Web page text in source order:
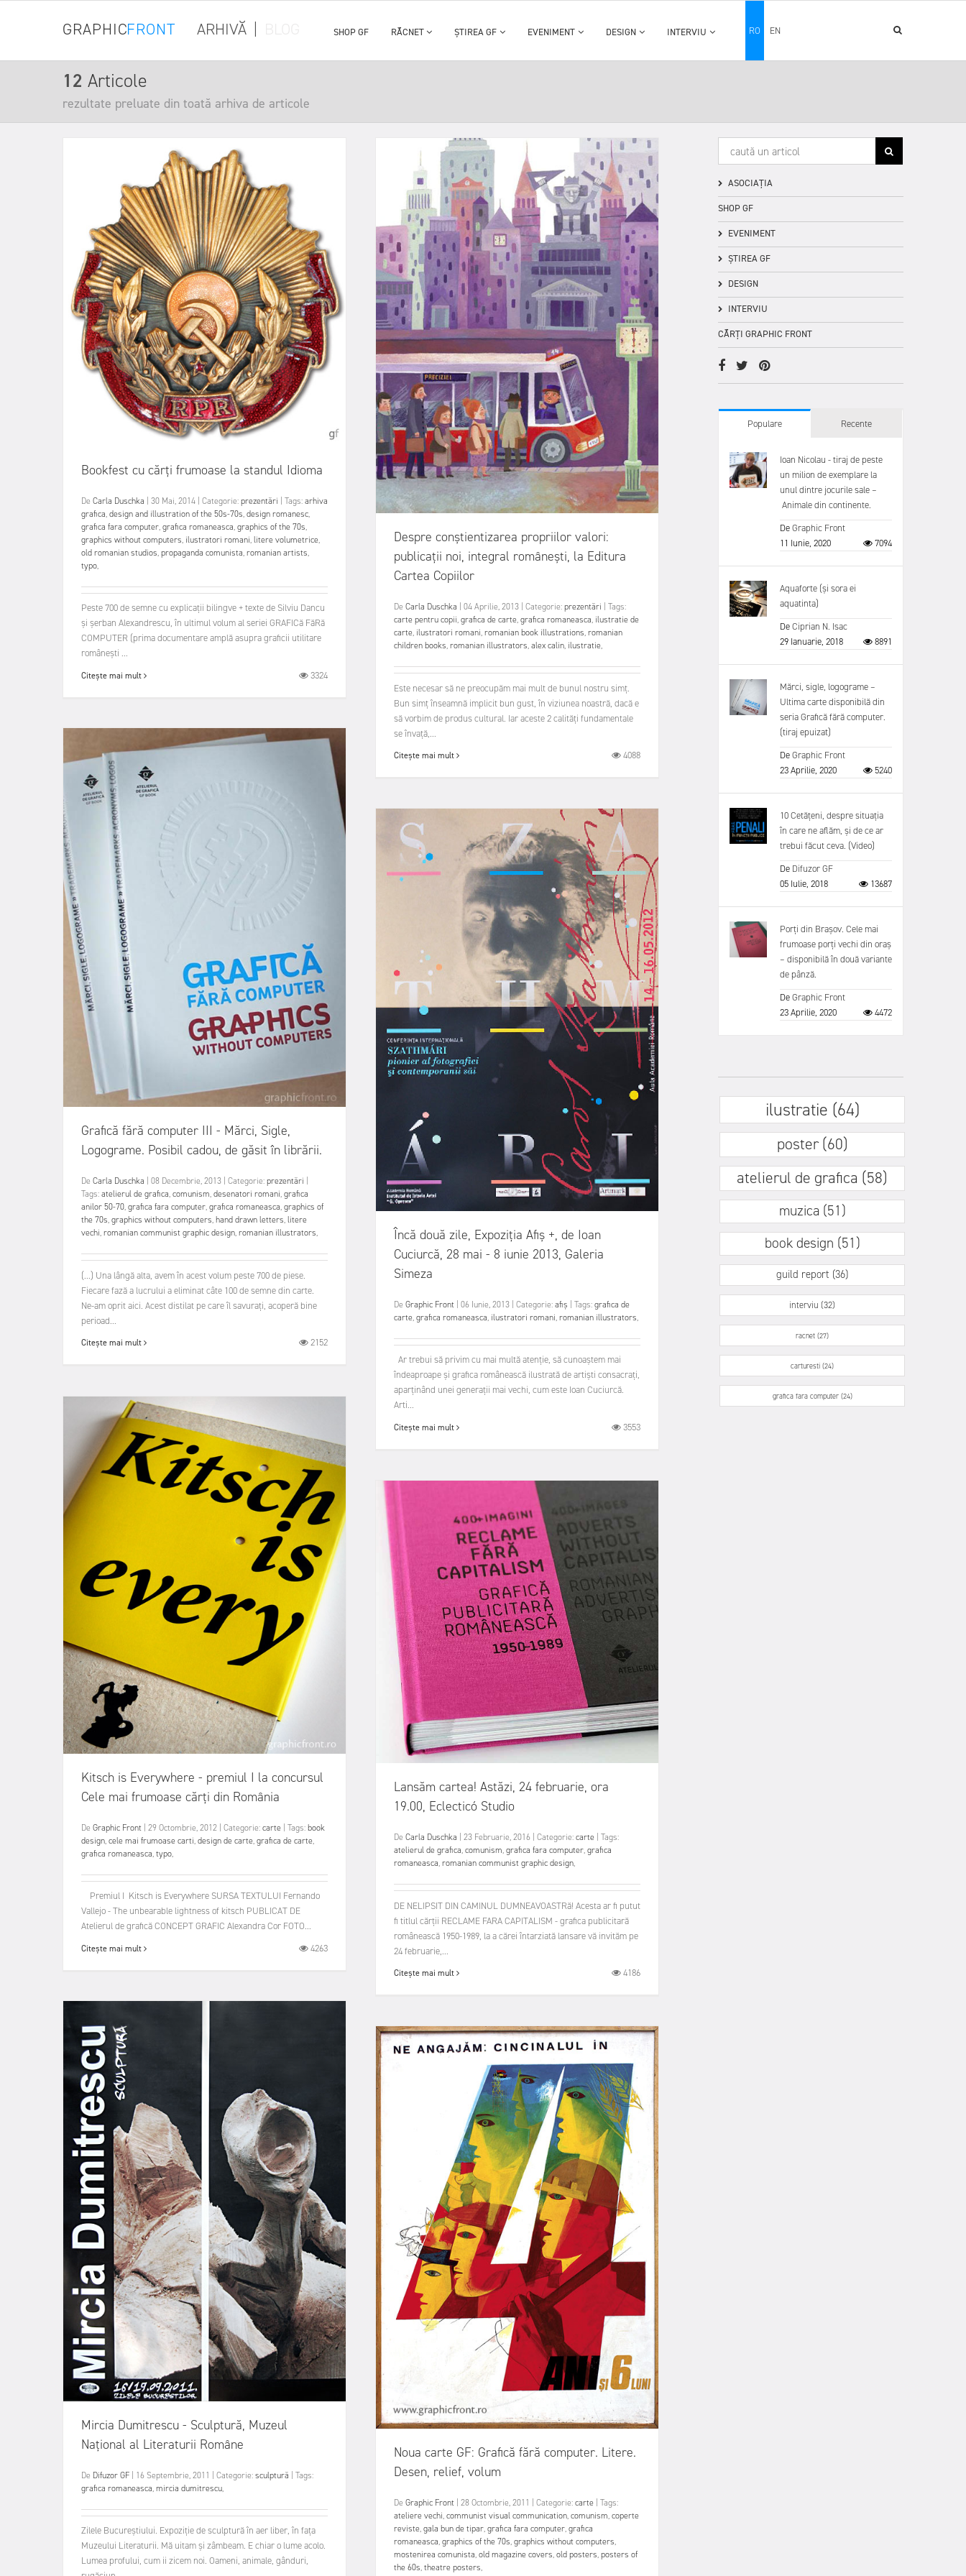
GRAPHICFRONT ARHIVĂ SHOP GF RĂCNET ȘTIREA GF EVENIMENT DESIGN INTERVIU RO EN
12 Articole
rezultate preluate din toată arhiva de articole
Bookfest cu cărți frumoase la standul Idioma
De Carla Duschka 30 Mai, 2014 Categorie:prezentări Tags:arhiva
grafica,design and illustration of the 50s-70s,design romanesc,
grafica fara computer,grafica romaneasca,graphics of the 70s,
graphics without computers, ilustratori romani,litere volumetrice,
old romanian studios,propaganda comunista,romanian artists,
typo,
Peste 700 de semne cu explicații bilingve + texte de Silviu Dancu
și șerban Alexandrescu, în ultimul volum al seriei GRAFICă FăRă
COMPUTER (prima documentare amplă asupra graficii utilitare
românești ...
Citește mai mult 3324
Despre conștientizarea propriilor valori:
publicații noi, integral românești, la Editura
Cartea Copiilor
De Carla Duschka 04 Aprilie, 2013 Categorie:prezentări
Tags:
carte pentru copii,grafica de carte,grafica romaneasca, ilustratie de
carte, ilustratori romani,romanian book illustrations,romanian
children books,romanian illustrators,alex calin, ilustratie,
Este necesar să ne preocupăm mai mult de bunul nostru simț.
Bun simț înseamnă implicit bun gust, în viziunea noastră, dacă e
să vorbim de produs cultural. Iar aceste 2 calități fundamentale
se învață,...
Citește mai mult 4088
Grafică fără computer III - Mărci, Sigle,
Logograme. Posibil cadou, de găsit în librării.
De Carla Duschka 08 Decembrie, 2013 Categorie:prezentări
Tags:atelierul de grafica,comunism,desenatori romani,grafica
anilor 50-70,grafica fara computer,grafica romaneasca,graphics of
the 70s,graphics without computers,hand drawn letters,litere
vechi,romanian communist graphic design,romanian illustrators,
(...) Una lângă alta, avem în acest volum peste 700 de piese.
Fiecare fază a lucrului a eliminat câte 100 de semne din carte.
Ne-am oprit aici. Acest distilat pe care îl savurați, acoperă bine
perioad...
Citește mai mult 2152
Încă două zile, Expoziția Afiș +, de Ioan
Cuciurcă, 28 mai - 8 iunie 2013, Galeria
Simeza
De Graphic Front 06 Iunie, 2013 Categorie:afiș Tags:grafica de
carte,grafica romaneasca, ilustratori romani,romanian illustrators,
Ar trebui să privim cu mai multă atenţie, să cunoaştem mai
îndeaproape şi grafica românească ilustrată de artişti consacraţi,
aparținând unei generații mai vechi, cum este Ioan Cuciurcă.
Arti...
Citește mai mult 3553
Kitsch is Everywhere - premiul I la concursul
Cele mai frumoase cărți din România
De Graphic Front 29 Octombrie, 2012 Categorie:carte Tags:book
design,cele mai frumoase carti,design de carte,grafica de carte,
grafica romaneasca,typo,
Premiul I Kitsch is Everywhere SURSA TEXTULUI Fernando
Vallejo - The unbearable lightness of kitsch PUBLICAT DE
Atelierul de grafică CONCEPT GRAFIC Alexandra Cor FOTO...
Citește mai mult 4263
Lansăm cartea! Astăzi, 24 februarie, ora
19.00, Eclecticó Studio
De Carla Duschka 23 Februarie, 2016 Categorie:carte
Tags:
atelierul de grafica,comunism,grafica fara computer,grafica
romaneasca,romanian communist graphic design,
DE NELIPSIT DIN CAMINUL DUMNEAVOASTRă! Acesta ar fi putut
fi titlul cărții RECLAME FARA CAPITALISM - grafica publicitară
românească 1950-1989, la a cărei întarziată lansare vă invităm pe
24 februarie,...
Citește mai mult 4186
Mircia Dumitrescu - Sculptură, Muzeul
Național al Literaturii Române
De Difuzor GF 16 Septembrie, 2011 Categorie:sculptură
Tags:
grafica romaneasca,mircia dumitrescu,
Zilele Bucureștiului. Expoziție de sculptură în aer liber, în fața
Muzeului Literaturii. Mă uitam și zâmbeam. E chiar o lume acolo.
Lumea profului, cum ii zicem noi. Oameni, animale, gânduri,
Noua carte GF: Grafică fără computer. Litere.
Desen, relief, volum
De Graphic Front 28 Octombrie, 2011 Categorie:carte
Tags:
ateliere vechi,communist visual communication,comunism,coperte
reviste,gala bun de tipar,grafica fara computer,grafica
romaneasca,graphics of the 70s,graphics without computers,
mostenirea comunista,old magazine covers,old posters,posters of
the 60s,theatre posters,
ASOCIAȚIA
SHOP GF
EVENIMENT
ȘTIREA GF
DESIGN
INTERVIU
CĂRȚI GRAPHIC FRONT
Populare Recente
Ioan Nicolau - tiraj de peste
un milion de exemplare la
unul dintre jocurile sale –
Animale din continente.
DeGraphic Front
11 Iunie, 2020
7094
Aquaforte (și sora ei
aquatinta)
DeCiprian N. Isac
29 Ianuarie, 2018
8891
Mărci, sigle, logograme –
Ultima carte disponibilă din
seria Grafică fără computer.
(tiraj epuizat)
DeGraphic Front
23 Aprilie, 2020
5240
10 Cetățeni, despre situația
în care ne aflăm, și de ce ar
trebui făcut ceva. (Video)
De Difuzor GF
05 Iulie, 2018
13687
Porți din Brașov. Cele mai
frumoase porți vechi din oraș
– disponibilă în două variante
de pânză.
DeGraphic Front
23 Aprilie, 2020
4472
ilustratie (64)
poster (60)
atelierul de grafica (58)
muzica (51)
book design (51)
guild report (36)
interviu (32)
racnet (27)
carturesti (24)
grafica fara computer (24)